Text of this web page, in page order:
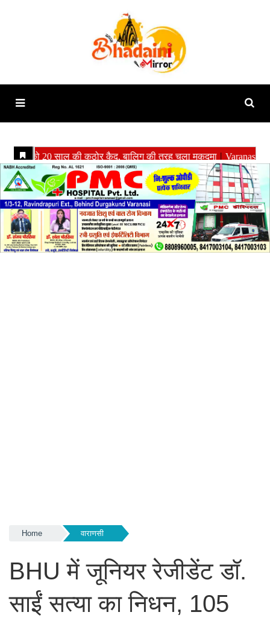
Home वाराणसी
BHU में जूनियर रेजीडेंट डॉ.
साईं सत्या का निधन, 105